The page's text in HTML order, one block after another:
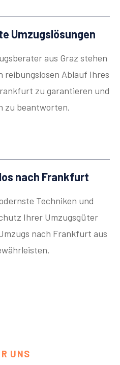
Umzugslösungen
aus Graz stehen
reibungslosen Ablauf Ihres
zu garantieren und
zu beantworten.
nach Frankfurt
Techniken und
Ihrer Umzugsgüter
nach Frankfurt aus
UNS